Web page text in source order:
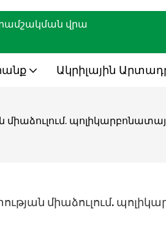
վերամշակման վրա
Ակրիլային
միաձուլում.